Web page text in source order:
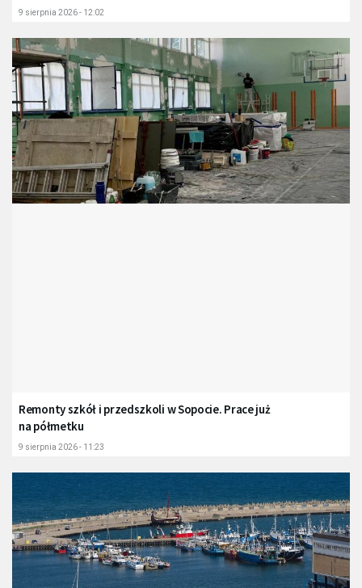
9 sierpnia 2026 - 12:02
Remonty szkół i przedszkoli w Sopocie. Prace już
na półmetku
9 sierpnia 2026 - 11:23